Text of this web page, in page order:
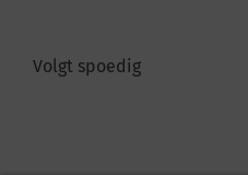
Volgt spoedig